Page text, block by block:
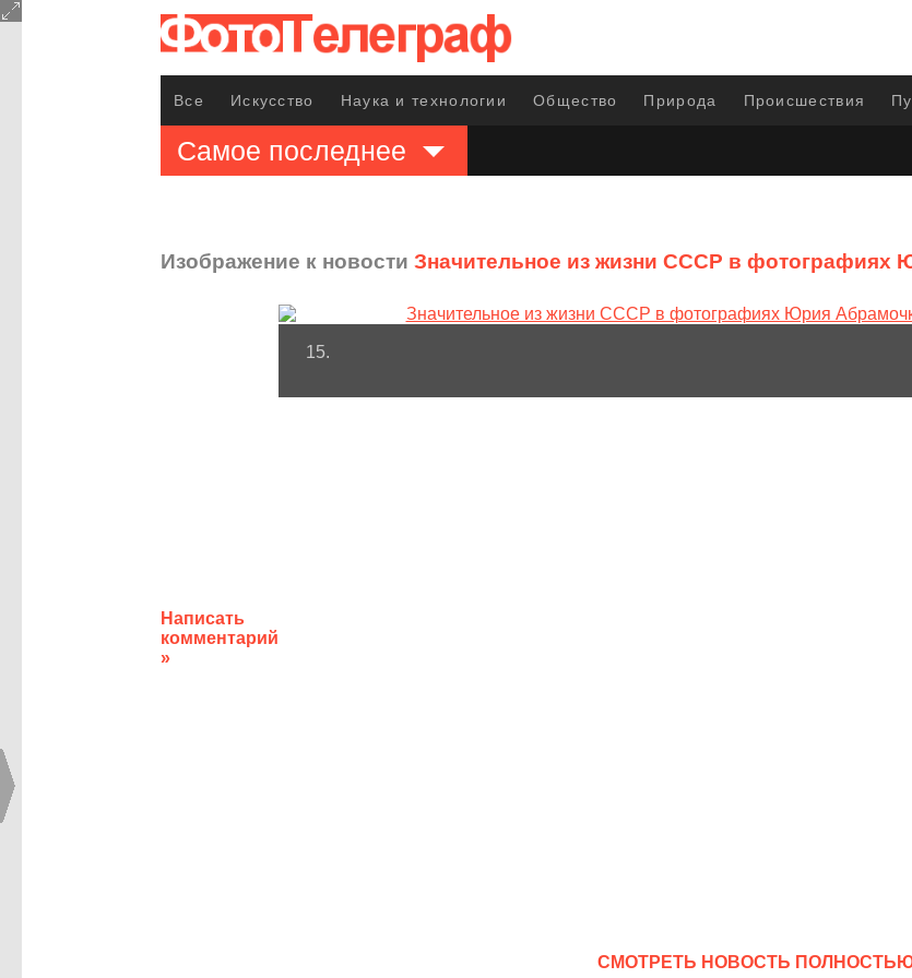
Все Искусство Наука и технологии Общество Природа Происшествия
Самое последнее
Изображение к новости Значительное из жизни СССР в фотографиях
Написать
комментарий
»
15.
CМОТРЕТЬ НОВОСТЬ